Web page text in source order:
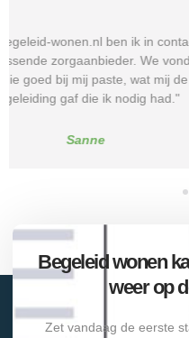
“Via begeleid-
zorgaanbieder die echt
rust, duidelijkheid en het
Begeleid wonen
weer op
Zet vandaag de eerste